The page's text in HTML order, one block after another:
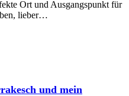
Ort und Ausgangspunkt für
lieber…
und mein